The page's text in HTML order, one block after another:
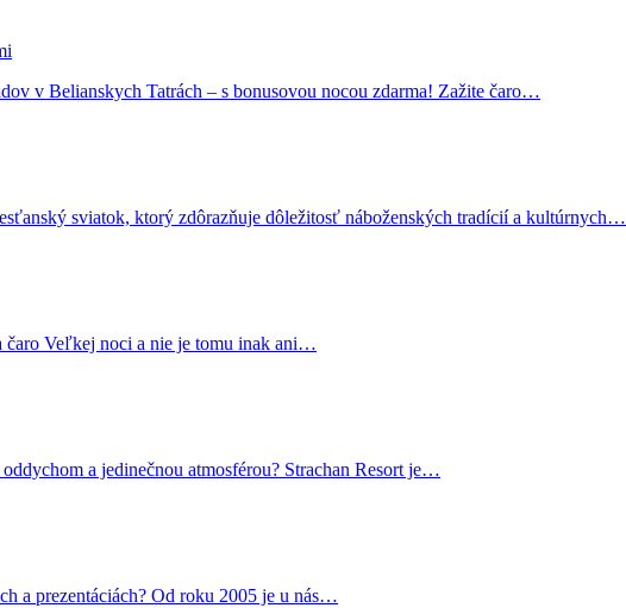
v Belianskych Tatrách – s bonusovou nocou zdarma! Zažite čaro…
sviatok, ktorý zdôrazňuje dôležitosť náboženských tradícií a kultúrnych…
čaro Veľkej noci a nie je tomu inak ani…
a jedinečnou atmosférou? Strachan Resort je…
a prezentáciách? Od roku 2005 je u nás…